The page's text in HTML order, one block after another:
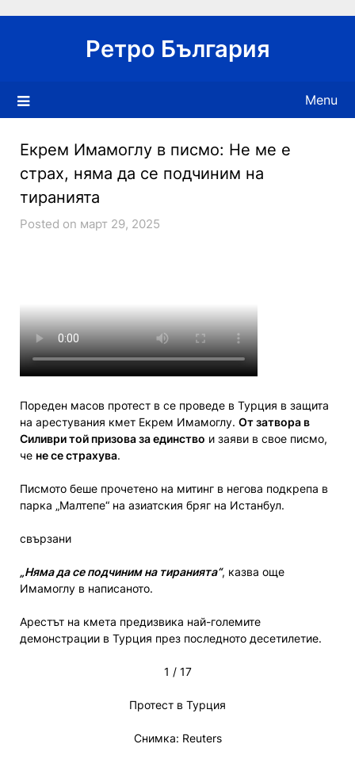
Ретро България
Menu
Екрем Имамоглу в писмо: Не ме е
страх, няма да се подчиним на
тиранията
Posted on март 29, 2025
Пореден масов протест в се проведе в Турция в защита
на арестувания кмет Екрем Имамоглу. От затвора в
Силиври той призова за единство и заяви в свое писмо,
че не се страхува.
Писмото беше прочетено на митинг в негова подкрепа в
парка „Малтепе“ на азиатския бряг на Истанбул.
свързани
„Няма да се подчиним на тиранията“, казва още
Имамоглу в написаното.
Арестът на кмета предизвика най-големите
демонстрации в Турция през последното десетилетие.
1 / 17
Протест в Турция
Снимка: Reuters